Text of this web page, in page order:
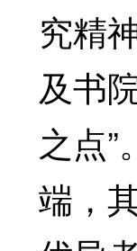
究精
及书
之点
端，